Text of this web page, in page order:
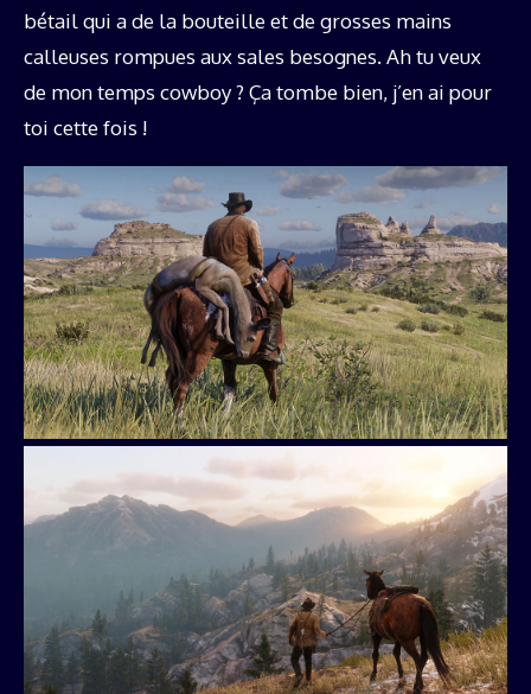
bétail qui a de la bouteille et de grosses mains
calleuses rompues aux sales besognes. Ah tu veux
de mon temps cowboy ? Ça tombe bien, j’en ai pour
toi cette fois !